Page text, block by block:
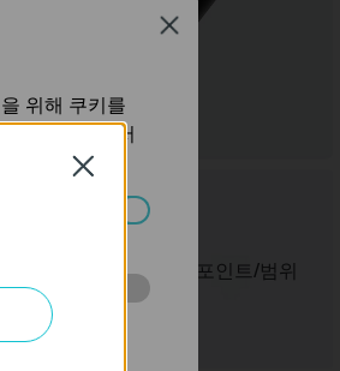
테더링/핫스팟/액세스 포인트/범위
Close
위해 쿠키를
처리방침에서
다.
분석하는 데
Close